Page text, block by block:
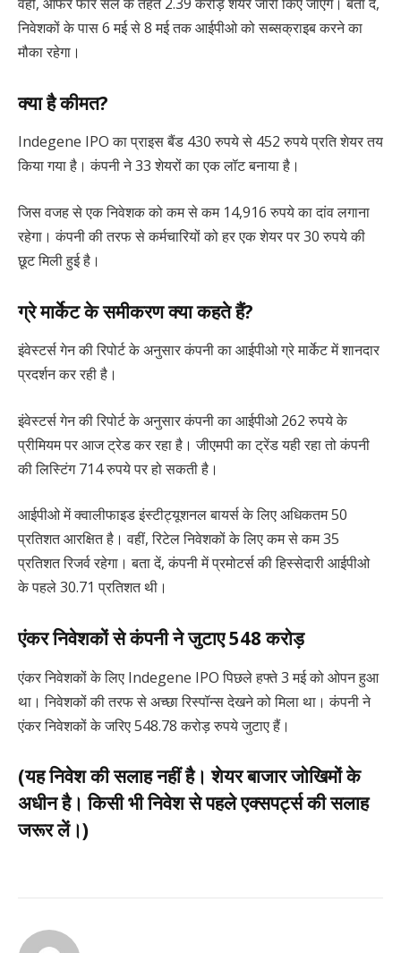
निवेशकों के पास 6 मई से 8 मई तक आईपीओ को सब्सक्राइब करने का
मौका रहेगा।
क्या है कीमत?
Indegene IPO का प्राइस बैंड 430 रुपये से 452 रुपये प्रति शेयर तय
किया गया है। कंपनी ने 33 शेयरों का एक लॉट बनाया है।
जिस वजह से एक निवेशक को कम से कम 14,916 रुपये का दांव लगाना
रहेगा। कंपनी की तरफ से कर्मचारियों को हर एक शेयर पर 30 रुपये की
छूट मिली हुई है।
ग्रे मार्केट के समीकरण क्या कहते हैं?
इंवेस्टर्स गेन की रिपोर्ट के अनुसार कंपनी का आईपीओ ग्रे मार्केट में शानदार
प्रदर्शन कर रही है।
इंवेस्टर्स गेन की रिपोर्ट के अनुसार कंपनी का आईपीओ 262 रुपये के
प्रीमियम पर आज ट्रेड कर रहा है। जीएमपी का ट्रेंड यही रहा तो कंपनी
की लिस्टिंग 714 रुपये पर हो सकती है।
आईपीओ में क्वालीफाइड इंस्टीट्यूशनल बायर्स के लिए अधिकतम 50
प्रतिशत आरक्षित है। वहीं, रिटेल निवेशकों के लिए कम से कम 35
प्रतिशत रिजर्व रहेगा। बता दें, कंपनी में प्रमोटर्स की हिस्सेदारी आईपीओ
के पहले 30.71 प्रतिशत थी।
एंकर निवेशकों से कंपनी ने जुटाए 548 करोड़
एंकर निवेशकों के लिए Indegene IPO पिछले हफ्ते 3 मई को ओपन हुआ
था। निवेशकों की तरफ से अच्छा रिस्पॉन्स देखने को मिला था। कंपनी ने
एंकर निवेशकों के जरिए 548.78 करोड़ रुपये जुटाए हैं।
(यह निवेश की सलाह नहीं है। शेयर बाजार जोखिमों के
अधीन है। किसी भी निवेश से पहले एक्सपर्ट्स की सलाह
जरूर लें।)